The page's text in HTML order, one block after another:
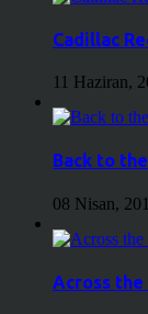
Cadillac
11 Haziran,
Back to
08 Nisan,
Across the